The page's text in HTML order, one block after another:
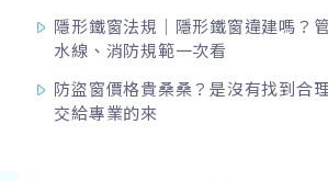
隱形鐵窗法規｜隱形鐵窗違建嗎？
水線、消防規範一次看
防盜窗價格貴桑桑？是沒有找到合
交給專業的來